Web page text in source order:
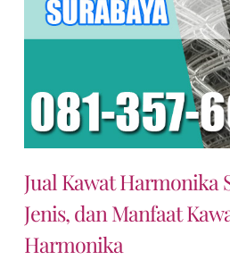
Jual Kawat Harmonika
Jenis, dan Manfaat
Harmonika